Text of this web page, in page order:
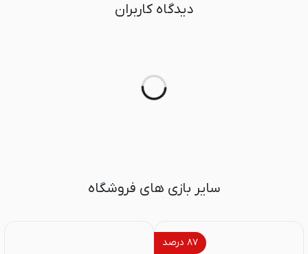
دیدگاه کاربران
سایر بازی های فروشگاه
۸۷ درصد